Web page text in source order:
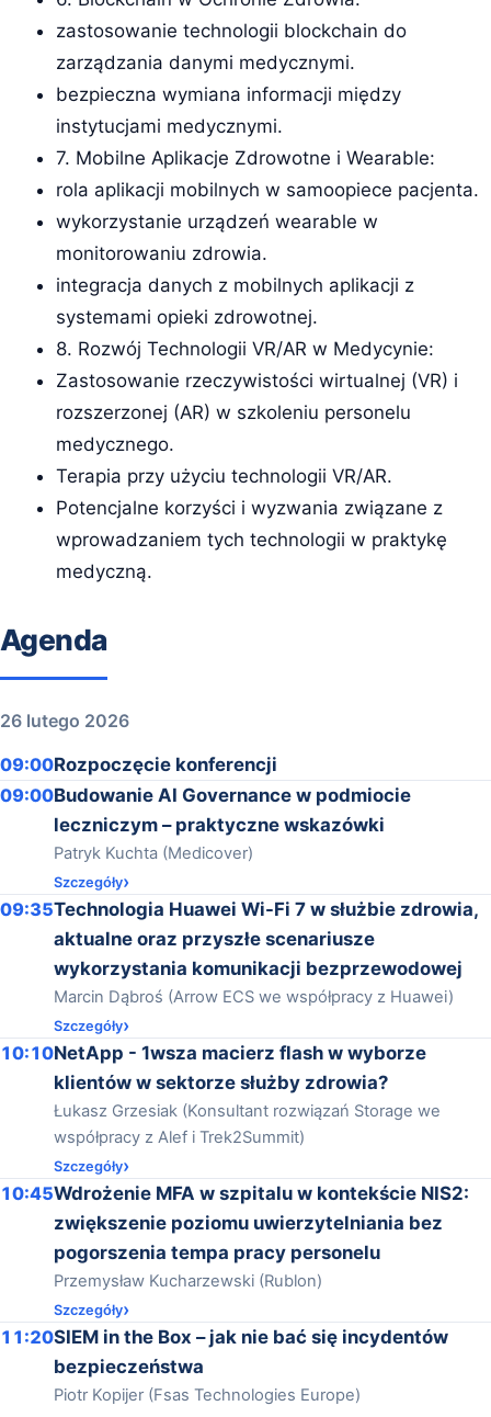
zastosowanie technologii blockchain do
zarządzania danymi medycznymi.
bezpieczna wymiana informacji między
instytucjami medycznymi.
7. Mobilne Aplikacje Zdrowotne i Wearable:
rola aplikacji mobilnych w samoopiece pacjenta.
wykorzystanie urządzeń wearable w
monitorowaniu zdrowia.
integracja danych z mobilnych aplikacji z
systemami opieki zdrowotnej.
8. Rozwój Technologii VR/AR w Medycynie:
Zastosowanie rzeczywistości wirtualnej (VR) i
rozszerzonej (AR) w szkoleniu personelu
medycznego.
Terapia przy użyciu technologii VR/AR.
Potencjalne korzyści i wyzwania związane z
wprowadzaniem tych technologii w praktykę
medyczną.
Agenda
26 lutego 2026
09:00Rozpoczęcie konferencji
09:00Budowanie AI Governance w podmiocie
leczniczym – praktyczne wskazówki
Patryk Kuchta (Medicover)
Szczegóły
09:35Technologia Huawei Wi-Fi 7 w służbie zdrowia,
aktualne oraz przyszłe scenariusze
wykorzystania komunikacji bezprzewodowej
Marcin Dąbroś (Arrow ECS we współpracy z Huawei)
Szczegóły
10:10NetApp - 1wsza macierz flash w wyborze
klientów w sektorze służby zdrowia?
Łukasz Grzesiak (Konsultant rozwiązań Storage we
współpracy z Alef i Trek2Summit)
Szczegóły
10:45Wdrożenie MFA w szpitalu w kontekście NIS2:
zwiększenie poziomu uwierzytelniania bez
pogorszenia tempa pracy personelu
Przemysław Kucharzewski (Rublon)
Szczegóły
11:20SIEM in the Box – jak nie bać się incydentów
bezpieczeństwa
Piotr Kopijer (Fsas Technologies Europe)